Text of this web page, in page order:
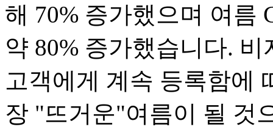
해 70% 증가했으며 여름
약 80% 증가했습니다.
고객에게 계속 등록함에
장 "뜨거운"여름이 될 것